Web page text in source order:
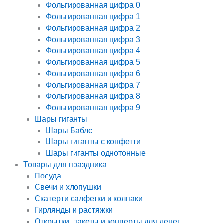
Фольгированная цифра 0
Фольгированная цифра 1
Фольгированная цифра 2
Фольгированная цифра 3
Фольгированная цифра 4
Фольгированная цифра 5
Фольгированная цифра 6
Фольгированная цифра 7
Фольгированная цифра 8
Фольгированная цифра 9
Шары гиганты
Шары Баблс
Шары гиганты с конфетти
Шары гиганты однотонные
Товары для праздника
Посуда
Свечи и хлопушки
Скатерти салфетки и колпаки
Гирлянды и растяжки